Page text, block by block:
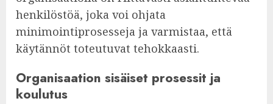
henkilöstöä, joka voi ohjata
minimointiprosesseja ja varmistaa, että
käytännöt toteutuvat tehokkaasti.
Organisaation sisäiset prosessit ja
koulutus